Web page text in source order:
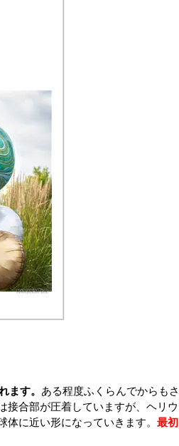
ます。 ある程度ふくらんでからもさ
接合部が圧着していますが、ヘリウ
に近い形になっていきます。 最初